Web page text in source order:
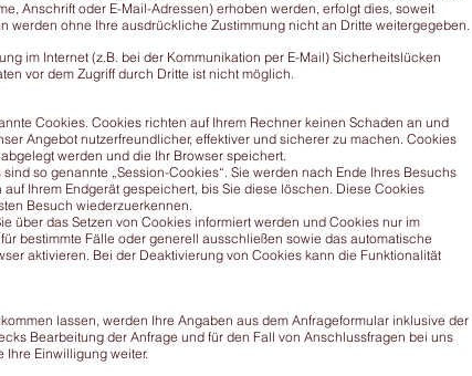
Anschrift oder E-Mail-Adressen) erhoben werden, erfolgt dies, soweit
werden ohne Ihre ausdrückliche Zustimmung nicht an Dritte weitergegeben.
im Internet (z.B. bei der Kommunikation per E-Mail) Sicherheitslücken
vor dem Zugriff durch Dritte ist nicht möglich.
Cookies. Cookies richten auf Ihrem Rechner keinen Schaden an und
Angebot nutzerfreundlicher, effektiver und sicherer zu machen. Cookies
werden und die Ihr Browser speichert.
so genannte „Session-Cookies“. Sie werden nach Ende Ihres Besuchs
Ihrem Endgerät gespeichert, bis Sie diese löschen. Diese Cookies
Besuch wiederzuerkennen.
über das Setzen von Cookies informiert werden und Cookies nur im
bestimmte Fälle oder generell ausschließen sowie das automatische
aktivieren. Bei der Deaktivierung von Cookies kann die Funktionalität
lassen, werden Ihre Angaben aus dem Anfrageformular inklusive der
Bearbeitung der Anfrage und für den Fall von Anschlussfragen bei uns
Einwilligung weiter.